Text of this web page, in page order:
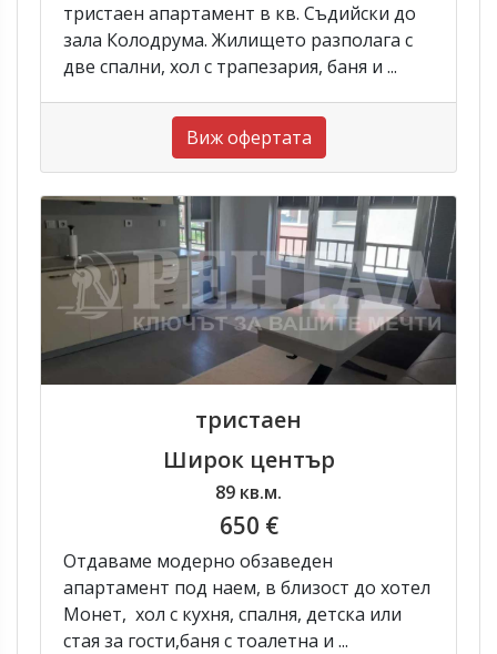
тристаен апартамент в кв. Съдийски до
зала Колодрума. Жилището разполага с
две спални, хол с трапезария, баня и ...
Виж офертата
тристаен
Широк център
89 кв.м.
650 €
Отдаваме модерно обзаведен
апартамент под наем, в близост до хотел
Монет, хол с кухня, спалня, детска или
стая за гости,баня с тоалетна и ...